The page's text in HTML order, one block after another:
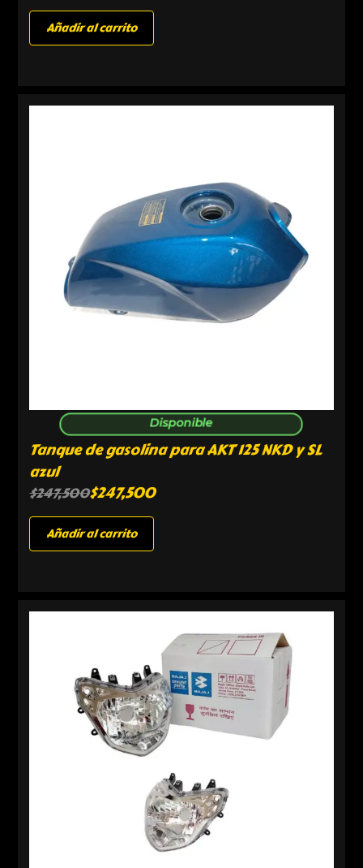
Añadir al carrito
Disponible
Tanque de gasolina para AKT 125 NKD y SL
azul
$247,500$247,500
Añadir al carrito